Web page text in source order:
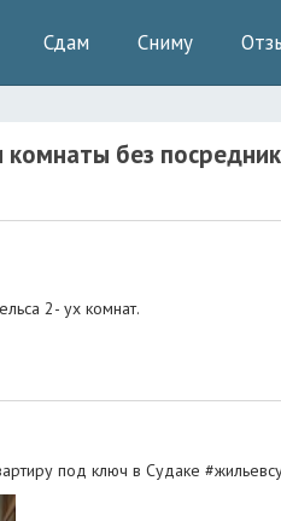
Сдам Сниму
комнаты без
2- ух комнат.
под ключ в Судаке